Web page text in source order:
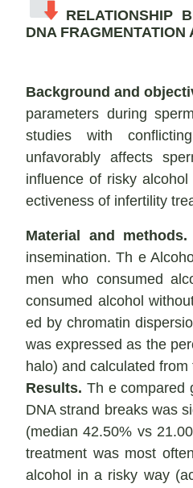
RELATIONSHIP
DNA FRAGMENTATION
Background and
parameters during
studies with
unfavorably affects
influence of risky
ectiveness of infertility
Material and methods.
insemination. Th e
men who consumed
consumed alcohol
ed by chromatin
was expressed as the
halo) and calculated
Results. Th e compared
DNA strand breaks was
(median 42.50% vs
treatment was most
alcohol in a risky way